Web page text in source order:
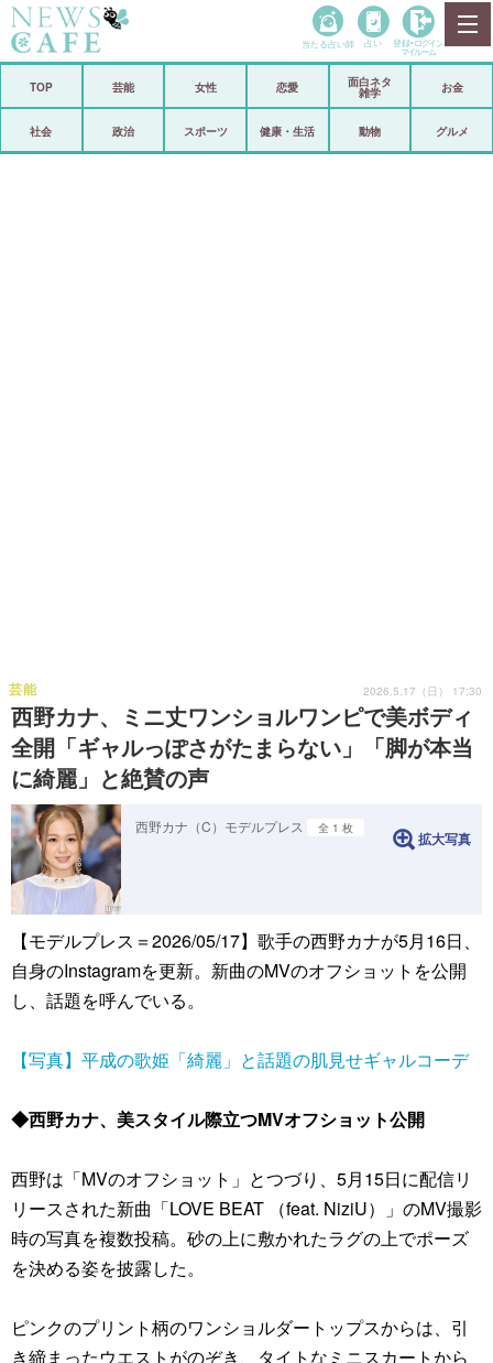
政治
当たる占い師 占い 登録• ログイン
マイルーム
TOP 芸能 女性 恋愛
面白ネタ
雑学
お金
社会 政治 スポーツ 健康・生活 動物 グルメ
西野カナ、ミニ丈ワンショルワンピで美ボディ
全開「ギャルっぽさがたまらない」「脚が本当
に綺麗」と絶賛の声
芸能 2026.5.17（日） 17:30
西野カナ（C）モデルプレス 全 1 枚
拡大写真
【モデルプレス＝2026/05/17】歌手の西野カナが5月16日、
自身のInstagramを更新。新曲のMVのオフショットを公開
し、話題を呼んでいる。
【写真】平成の歌姫「綺麗」と話題の肌見せギャルコーデ
◆西野カナ、美スタイル際立つMVオフショット公開
西野は「MVのオフショット」とつづり、5月15日に配信リ
リースされた新曲「LOVE BEAT （feat. NiziU）」のMV撮影
時の写真を複数投稿。砂の上に敷かれたラグの上でポーズ
を決める姿を披露した。
ピンクのプリント柄のワンショルダートップスからは、引
き締まったウエストがのぞき、タイトなミニスカートから